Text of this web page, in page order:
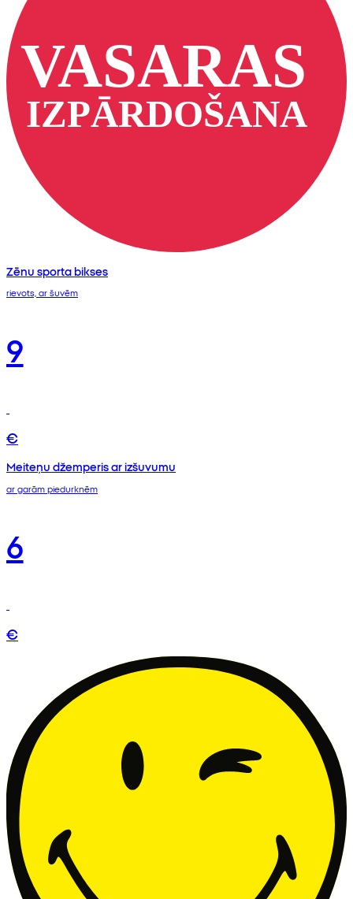
Zēnu sporta bikses
rievots, ar šuvēm
9
€
Meiteņu džemperis ar izšuvumu
ar garām piedurknēm
6
€